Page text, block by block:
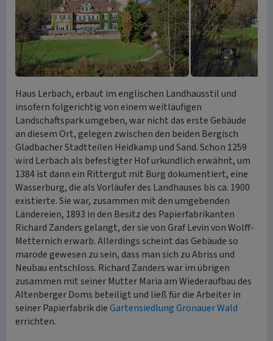
Haus Lerbach, erbaut im englischen Landhausstil und
insofern folgerichtig von einem weitläufigen
Landschaftspark umgeben, war nicht das erste Gebäude
an diesem Ort, gelegen zwischen den beiden Bergisch
Gladbacher Stadtteilen Heidkamp und Sand. Schon 1259
wird Lerbach als befestigter Hof urkundlich erwähnt, um
1384 ist dann ein Rittergut mit Burg dokumentiert, eine
Wasserburg, die als Vorläufer des Landhauses bis ca. 1900
existierte. Sie war, zusammen mit den umgebenden
Ländereien, 1893 in den Besitz des Papierfabrikanten
Richard Zanders gelangt, der sie von Graf Levin von Wolff-
Metternich erwarb. Allerdings scheint das Gebäude so
marode gewesen zu sein, dass man sich zu Abriss und
Neubau entschloss. Richard Zanders war im übrigen
zusammen mit seiner Mutter Maria am Wiederaufbau des
Altenberger Doms beteiligt und ließ für die Arbeiter in
seiner Papierfabrik dieGartensiedlung Gronauer Wald
errichten.